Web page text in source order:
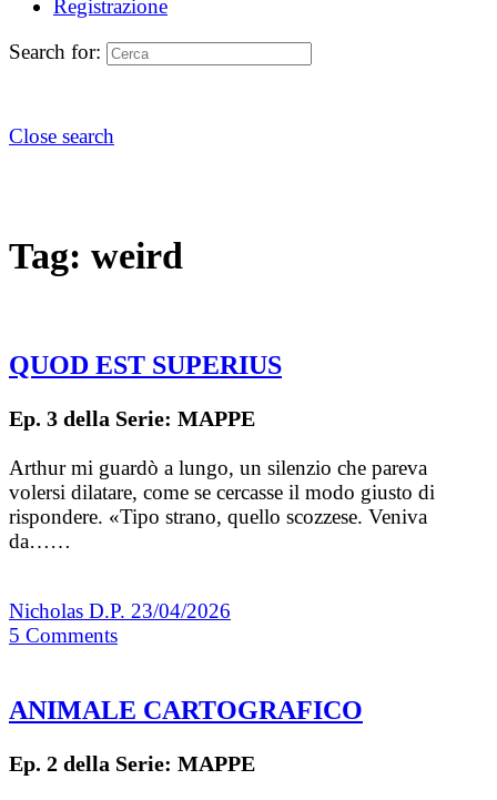
Registrazione
Search for:
Close search
Tag: weird
QUOD EST SUPERIUS
Ep. 3 della Serie: MAPPE
Arthur mi guardò a lungo, un silenzio che pareva
volersi dilatare, come se cercasse il modo giusto di
rispondere. «Tipo strano, quello scozzese. Veniva
da……
Nicholas D.P. 23/04/2026
5 Comments
ANIMALE CARTOGRAFICO
Ep. 2 della Serie: MAPPE